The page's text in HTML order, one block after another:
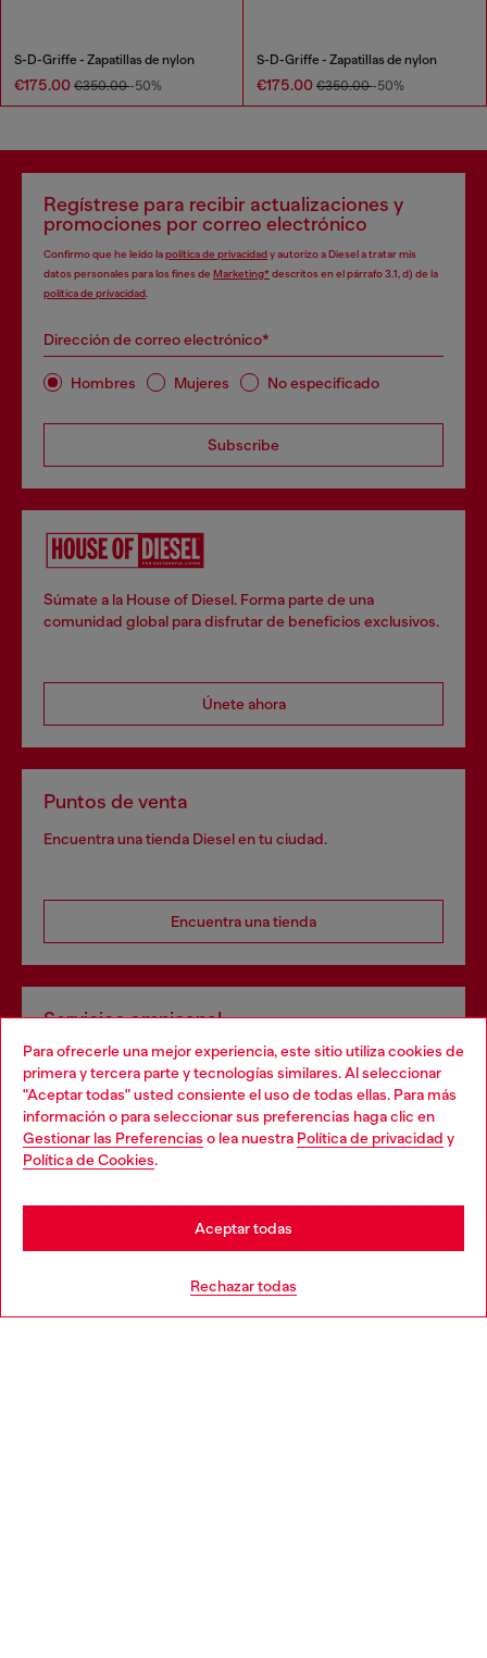
Para ofrecerle una mejor experiencia, este sitio utiliza cookies de
primera y tercera parte y tecnologías similares. Al seleccionar
"Aceptar todas" usted consiente el uso de todas ellas. Para más
información o para seleccionar sus preferencias haga clic en
Gestionar las Preferencias o lea nuestra Política de privacidad y
Política de Cookies.
Rechazar todas
Aceptar todas
S-D-Griffe - Zapatillas de nylon
€175.00 €350.00-50%
S-D-Griffe - Zapatillas de nylon
€175.00 €350.00-50%
Regístrese para recibir actualizaciones y
promociones por correo electrónico
Confirmo que he leído lapolítica de privacidady autorizo a Diesel a tratar mis
datos personales para los fines de Marketing*descritos en el párrafo 3.1, d) de la
política de privacidad
Dirección de correo electrónico*
Hombres Mujeres No especificado
Subscribe
Súmate a la House of Diesel. Forma parte de una
comunidad global para disfrutar de beneficios exclusivos.
Únete ahora
Puntos de venta
Encuentra una tienda Diesel en tu ciudad.
Encuentra una tienda
Servicios omnicanal
Descubre todos nuestros servicios, tanto en línea como
en la tienda.
Choose your location
You are currently browsing España website, but it seems you
may be based in United States